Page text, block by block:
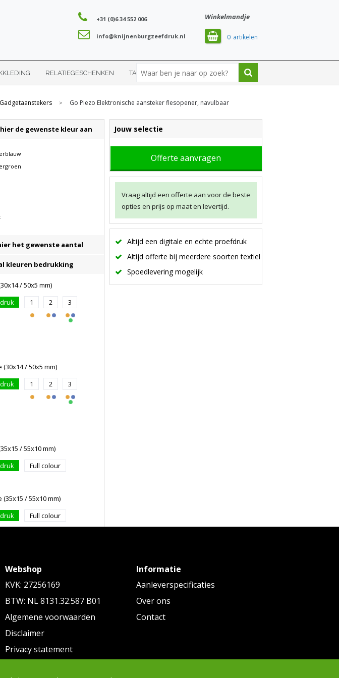
Winkelmandje
0
+31 (0)6 34 552 006
info@knijnenburgzeefdruk.nl
RELATIEGESCHENKEN TASSEN SPORT
Gadgetaanstekers > Go Piezo Elektronische aansteker flesopener, navulbaar
de gewenste kleur aan
het gewenste aantal
kleuren bedrukking
/ 50x5 mm)
1 2 3
/ 50x5 mm)
1 2 3
/ 55x10 mm)
Full colour
/ 55x10 mm)
Full colour
Jouw selectie
Offerte aanvragen
Vraag altijd een offerte aan voor de beste
opties en prijs op maat en levertijd.
Altijd een digitale en echte proefdruk
Altijd offerte bij meerdere soorten textiel
Spoedlevering mogelijk
ARTIKELEN
Webshop
KVK: 27256169
BTW: NL 8131.32.587 B01
Algemene voorwaarden
Disclaimer
Privacy statement
Informatie
Aanleverspecificaties
Over ons
Contact